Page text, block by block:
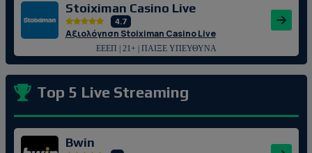
Stoiximan Casino Live
4.7
Αξιολόγηση Stoiximan Casino Live
ΕΕΕΠ | 21+ | ΠΑΙΞΕ ΥΠΕΥΘΥΝΑ
Top 5 Live Streaming
Bwin